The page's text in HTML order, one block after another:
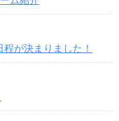
が決まりました！